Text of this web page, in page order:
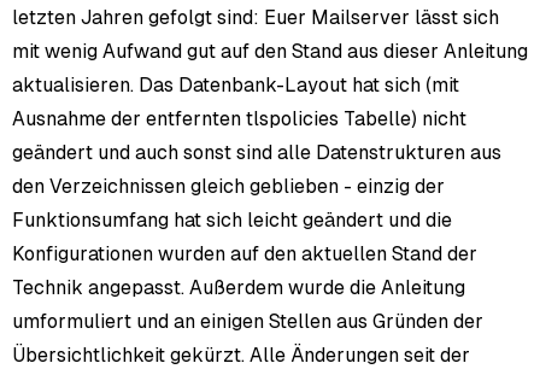
letzten Jahren gefolgt sind: Euer Mailserver lässt sich
mit wenig Aufwand gut auf den Stand aus dieser Anleitung
aktualisieren. Das Datenbank-Layout hat sich (mit
Ausnahme der entfernten tlspolicies Tabelle) nicht
geändert und auch sonst sind alle Datenstrukturen aus
den Verzeichnissen gleich geblieben - einzig der
Funktionsumfang hat sich leicht geändert und die
Konfigurationen wurden auf den aktuellen Stand der
Technik angepasst. Außerdem wurde die Anleitung
umformuliert und an einigen Stellen aus Gründen der
Übersichtlichkeit gekürzt. Alle Änderungen seit der